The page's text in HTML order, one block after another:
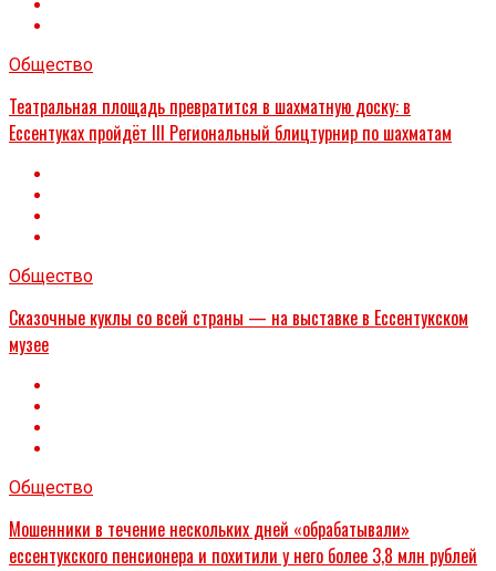
Общество
Театральная площадь превратится в шахматную доску: в
Ессентуках пройдёт III Региональный блицтурнир по шахматам
Общество
Сказочные куклы со всей страны — на выставке в Ессентукском
музее
Общество
Мошенники в течение нескольких дней «обрабатывали»
ессентукского пенсионера и похитили у него более 3,8 млн рублей